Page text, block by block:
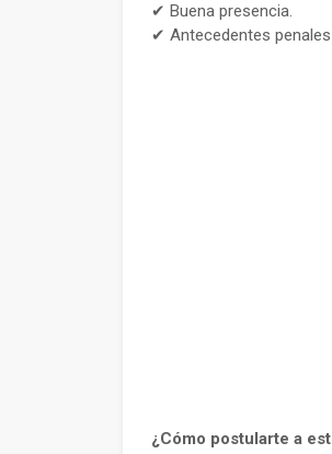
✔ Buena presencia.
✔ Antecedentes
¿Cómo postularte a